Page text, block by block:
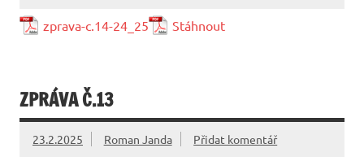
zprava-c.14-24_25 Stáhnout
ZPRÁVA Č.13
23.2.2025 Roman Janda Přidat komentář